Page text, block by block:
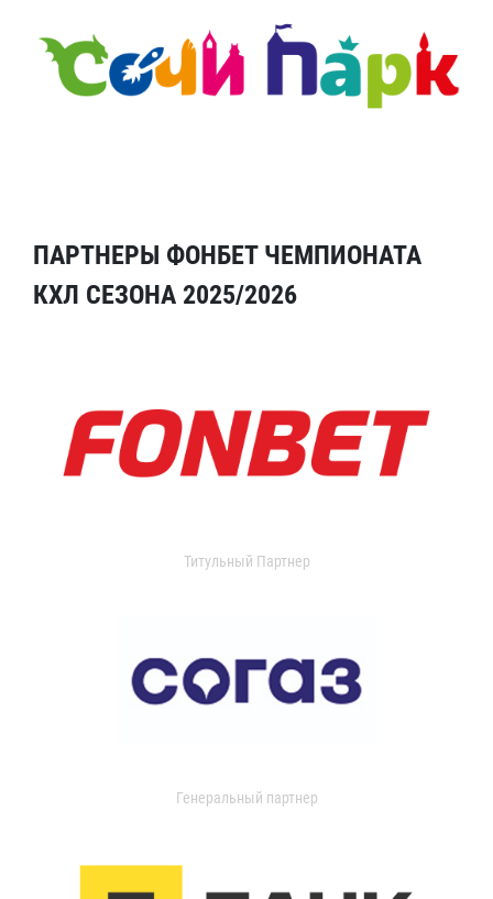
ПАРТНЕРЫ ФОНБЕТ ЧЕМПИОНАТА
КХЛ СЕЗОНА 2025/2026
Титульный Партнер
Генеральный партнер